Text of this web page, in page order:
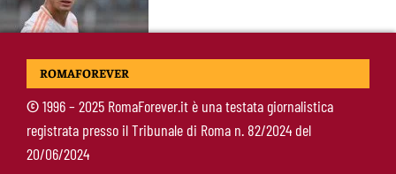
Koulierakis-Roma, impatto immediato: gol e
ROMAFOREVER
©1996 – 2025 RomaForever.it è una testata giornalistica
registrata presso il Tribunale di Roma n. 82/2024 del
20/06/2024